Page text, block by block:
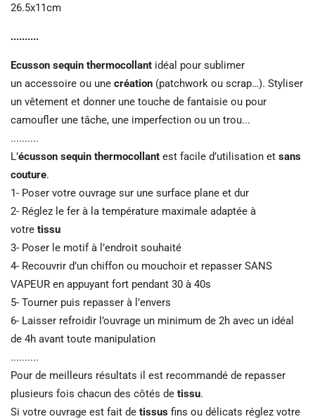
26.5x11cm
..........
Ecusson sequin thermocollant idéal pour sublimer
un accessoire ou une création (patchwork ou scrap…). Styliser
un vêtement et donner une touche de fantaisie ou pour
camoufler une tâche, une imperfection ou un trou...
..........
L’écusson sequin thermocollant est facile d’utilisation et sans
couture.
1- Poser votre ouvrage sur une surface plane et dur
2- Réglez le fer à la température maximale adaptée à
votre tissu
3- Poser le motif à l’endroit souhaité
4- Recouvrir d’un chiffon ou mouchoir et repasser SANS
VAPEUR en appuyant fort pendant 30 à 40s
5- Tourner puis repasser à l’envers
6- Laisser refroidir l’ouvrage un minimum de 2h avec un idéal
de 4h avant toute manipulation
..........
Pour de meilleurs résultats il est recommandé de repasser
plusieurs fois chacun des côtés de tissu.
Si votre ouvrage est fait de tissus fins ou délicats réglez votre